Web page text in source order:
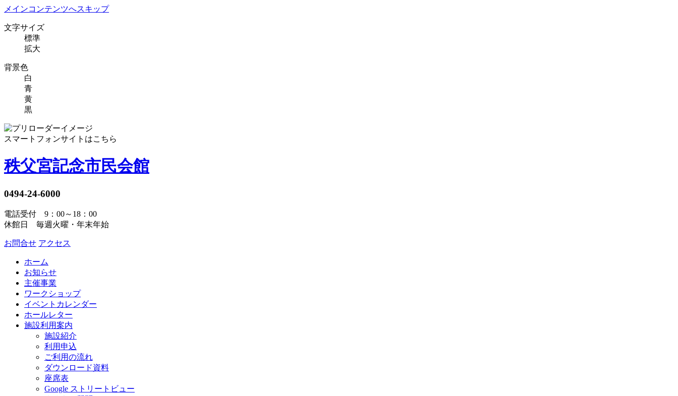
メインコンテンツへスキップ
文字サイズ
標準
拡大
背景色
白
青
黄
黒
スマートフォンサイトはこちら
秩父宮記念市民会館
0494-24-6000
電話受付 9：00～18：00
休館日 毎週火曜・年末年始
お問合せ アクセス
ホーム
お知らせ
主催事業
ワークショップ
イベントカレンダー
ホールレター
施設利用案内
施設紹介
利用申込
ご利用の流れ
ダウンロード資料
座席表
Google ストリートビュー